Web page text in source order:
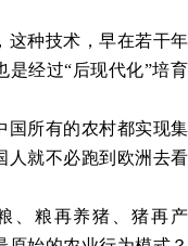
种技术，早在若干年
是经过“后现代化”培育
所有的农村都实现集
人就不必跑到欧洲去看
粮再养猪、猪再产